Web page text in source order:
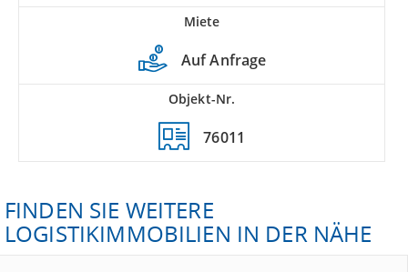
Miete
Auf Anfrage
Objekt-Nr.
76011
FINDEN SIE WEITERE
LOGISTIKIMMOBILIEN IN DER NÄHE